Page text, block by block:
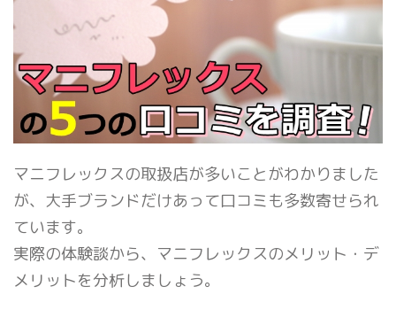
マニフレックスの取扱店が多いことがわかりました
が、大手ブランドだけあって口コミも多数寄せられ
ています。
実際の体験談から、マニフレックスのメリット・デ
メリットを分析しましょう。